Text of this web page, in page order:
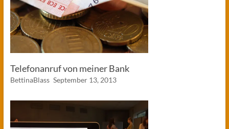
Telefonanruf von meiner Bank
BettinaBlass September 13, 2013